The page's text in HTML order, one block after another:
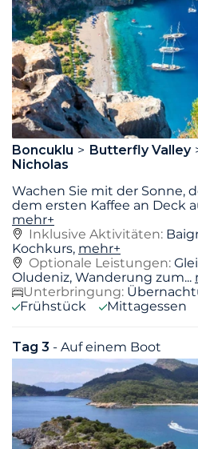
Boncuklu Butterfly Valley
Nicholas
Wachen Sie mit der Sonne,
dem ersten Kaffee an Deck
mehr+
Inklusive Aktivitäten:
Kochkurs, mehr+
Optionale Leistungen:
Oludeniz, Wanderung zum...
Unterbringung:
Frühstück
Mittagessen
Tag 3 - Auf einem Boot